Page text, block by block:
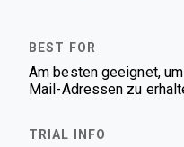
Am besten geeignet,
Mail-Adressen zu